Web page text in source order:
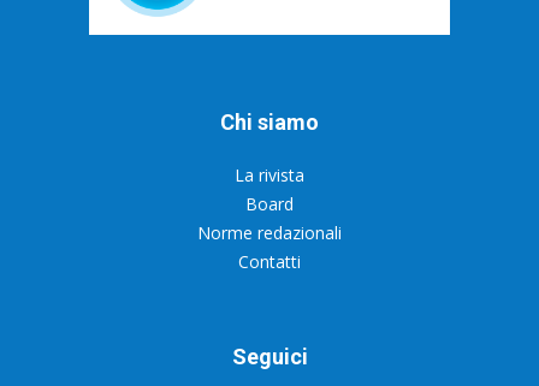
Chi siamo
La rivista
Board
Norme redazionali
Contatti
Seguici